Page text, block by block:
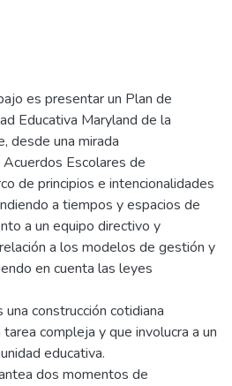
es presentar un Plan de
Educativa Maryland de la
desde una mirada
Escolares de
de principios e intencionalidades
a tiempos y espacios de
a un equipo directivo y
a los modelos de gestión y
en cuenta las leyes
construcción cotidiana
compleja y que involucra a un
educativa.
dos momentos de